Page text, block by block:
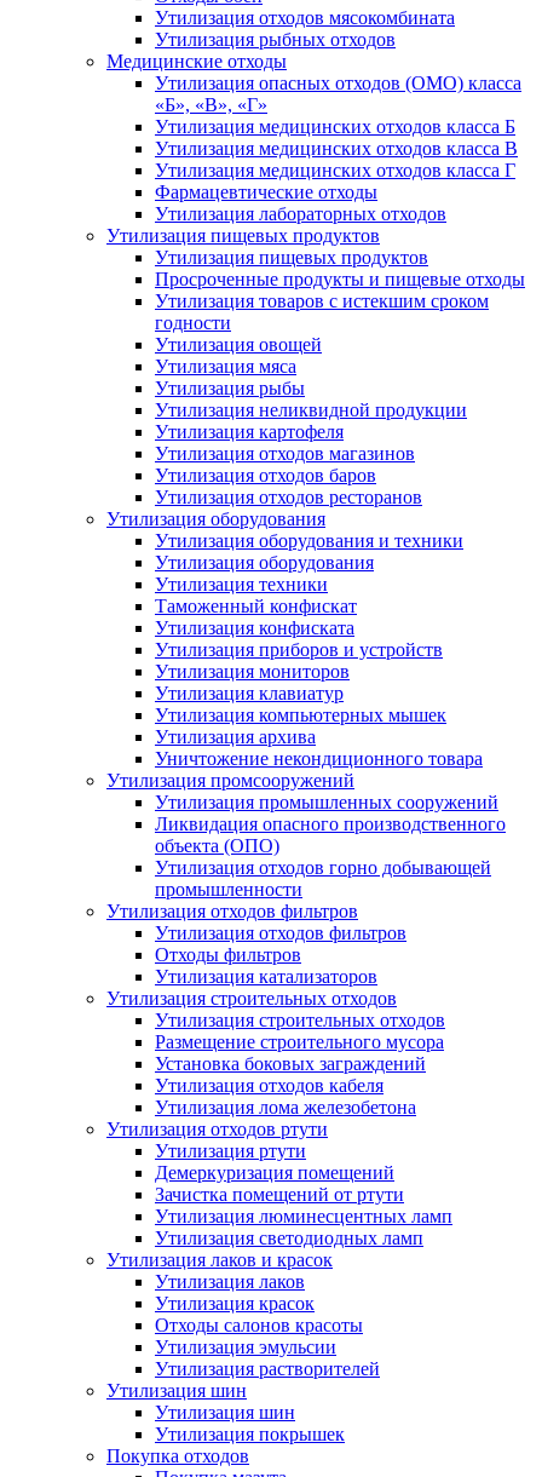
Утилизация отходов мясокомбината
Утилизация рыбных отходов
Медицинские отходы
Утилизация опасных отходов (ОМО) класса
«Б», «В», «Г»
Утилизация медицинских отходов класса Б
Утилизация медицинских отходов класса В
Утилизация медицинских отходов класса Г
Фармацевтические отходы
Утилизация лабораторных отходов
Утилизация пищевых продуктов
Утилизация пищевых продуктов
Просроченные продукты и пищевые отходы
Утилизация товаров с истекшим сроком
годности
Утилизация овощей
Утилизация мяса
Утилизация рыбы
Утилизация неликвидной продукции
Утилизация картофеля
Утилизация отходов магазинов
Утилизация отходов баров
Утилизация отходов ресторанов
Утилизация оборудования
Утилизация оборудования и техники
Утилизация оборудования
Утилизация техники
Таможенный конфискат
Утилизация конфиската
Утилизация приборов и устройств
Утилизация мониторов
Утилизация клавиатур
Утилизация компьютерных мышек
Утилизация архива
Уничтожение некондиционного товара
Утилизация промсооружений
Утилизация промышленных сооружений
Ликвидация опасного производственного
объекта (ОПО)
Утилизация отходов горно добывающей
промышленности
Утилизация отходов фильтров
Утилизация отходов фильтров
Отходы фильтров
Утилизация катализаторов
Утилизация строительных отходов
Утилизация строительных отходов
Размещение строительного мусора
Установка боковых заграждений
Утилизация отходов кабеля
Утилизация лома железобетона
Утилизация отходов ртути
Утилизация ртути
Демеркуризация помещений
Зачистка помещений от ртути
Утилизация люминесцентных ламп
Утилизация светодиодных ламп
Утилизация лаков и красок
Утилизация лаков
Утилизация красок
Отходы салонов красоты
Утилизация эмульсии
Утилизация растворителей
Утилизация шин
Утилизация шин
Утилизация покрышек
Покупка отходов